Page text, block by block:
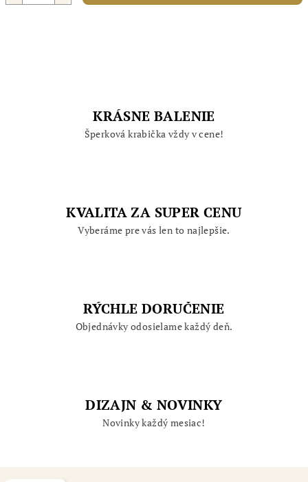
KRÁSNE BALENIE
Šperková krabička vždy v cene!
KVALITA ZA SUPER CENU
Vyberáme pre vás len to najlepšie.
RÝCHLE DORUČENIE
Objednávky odosielame každý deň.
DIZAJN & NOVINKY
Novinky každý mesiac!